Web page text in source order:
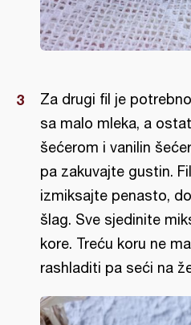
Za drugi fil je
sa malo mleka, a
šećerom i vanilin
pa zakuvajte gustin.
izmiksajte penasto,
šlag. Sve sjedinite
kore. Treću koru ne
rashladiti pa seći na